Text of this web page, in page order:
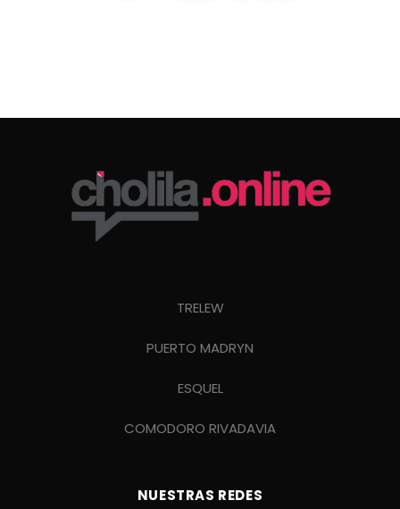
TRELEW
PUERTO MADRYN
ESQUEL
COMODORO RIVADAVIA
NUESTRAS REDES